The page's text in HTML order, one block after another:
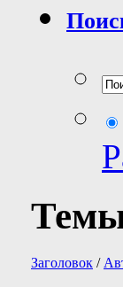
Темы
Заголовок /